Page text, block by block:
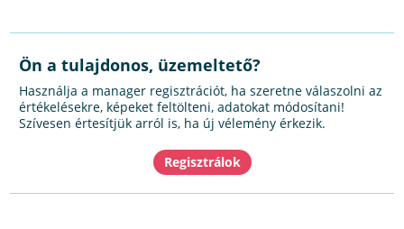
Ön a tulajdonos, üzemeltető?
Használja a manager regisztrációt, ha szeretne válaszolni az
értékelésekre, képeket feltölteni, adatokat módosítani!
Szívesen értesítjük arról is, ha új vélemény érkezik.